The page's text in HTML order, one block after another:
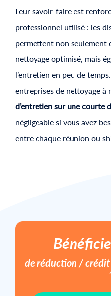
Leur savoir-faire est
professionnel utilisé : les
permettent non seulement
nettoyage optimisé, mais
l’entretien en peu de
entreprises de nettoyage à
d’entretien sur une courte
négligeable si vous avez
entre chaque réunion ou
de réduction / crédit